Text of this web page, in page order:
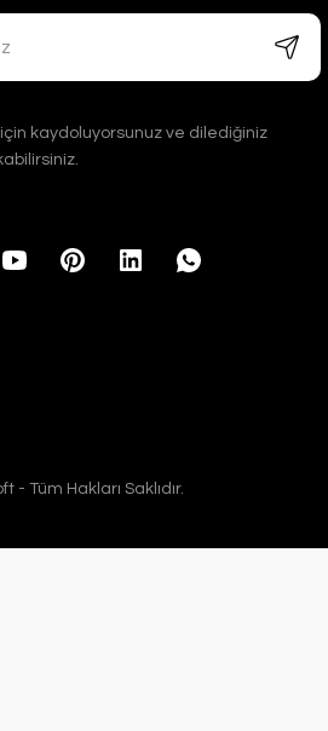
için kaydoluyorsunuz ve dilediğiniz
- Tüm Hakları Saklıdır.